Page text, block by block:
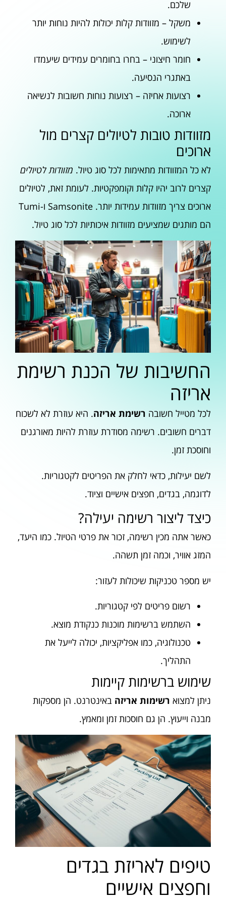
שלכם.
משקל – מזוודות קלות יכולות להיות נוחות יותר
לשימוש.
חומר חיצוני – בחרו בחומרים עמידים שיעמדו
באתגרי הנסיעה.
רצועות אחיזה – רצועות נוחות חשובות לנשיאה
ארוכה.
מזוודות טובות לטיולים קצרים מול
ארוכים
לא כל המזוודות מתאימות לכל סוג טיול. מזוודות לטיולים
קצרים לרוב יהיו קלות וקומפקטיות. לעומת זאת, לטיולים
ארוכים צריך מזוודות עמידות יותר. Samsonite ו-Tumi
הם מותגים שמציעים מזוודות איכותיות לכל סוג טיול.
החשיבות של הכנת רשימת
אריזה
לכל מטייל חשובה רשימת אריזה. היא עוזרת לא לשכוח
דברים חשובים. רשימה מסודרת עוזרת להיות מאורגנים
וחוסכת זמן.
לשם יעילות, כדאי לחלק את הפריטים לקטגוריות.
לדוגמה, בגדים, חפצים אישיים וציוד.
כיצד ליצור רשימה יעילה?
כאשר אתה מכין רשימה, זכור את פרטי הטיול. כמו היעד,
המזג אוויר, וכמה זמן תשהה.
יש מספר טכניקות שיכולות לעזור:
רשום פריטים לפי קטגוריות.
השתמש ברשימות מוכנות כנקודת מוצא.
טכנולוגיה, כמו אפליקציות, יכולה לייעל את
התהליך.
שימוש ברשימות קיימות
ניתן למצוא רשימות אריזה באינטרנט. הן מספקות
מבנה וייעוץ. הן גם חוסכות זמן ומאמץ.
טיפים לאריזת בגדים
וחפצים אישיים